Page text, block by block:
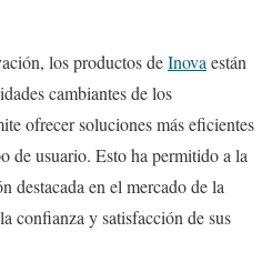
los productos deInovaestán
cambiantes de los
ofrecer soluciones más eficientes
de usuario. Esto ha permitido a la
destacada en el mercado de la
confianza y satisfacción de sus